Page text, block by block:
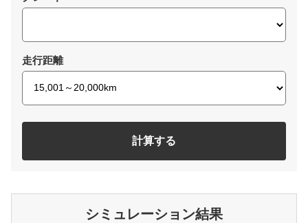
走行距離
計算する
シミュレーション結果